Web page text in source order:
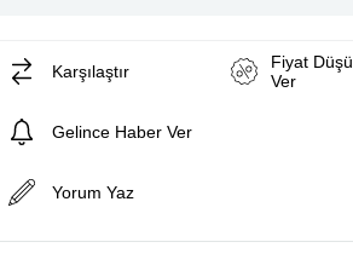
Karşılaştır
Fiyat
Ver
Gelince Haber Ver
Yorum Yaz